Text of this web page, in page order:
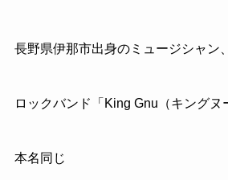
長野県伊那市出身のミュージシャン
ロックバンド「 King Gnu （キング
本名同じ